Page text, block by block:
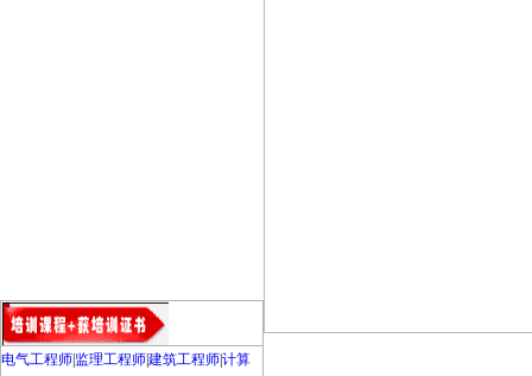
电气工程师 监理工程师建筑工程师计算